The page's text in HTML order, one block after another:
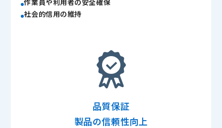
作業員や利用者の安全確保
社会的信用の維持
品質保証
製品の信頼性向上